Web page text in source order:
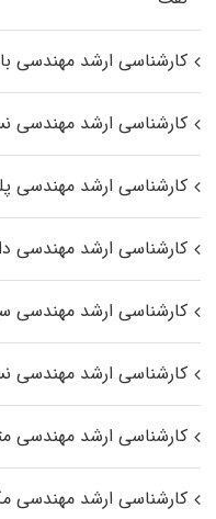
کارشناسی ارشد مهندسی
کارشناسی ارشد مهندسی
کارشناسی ارشد مهندسی
کارشناسی ارشد مهندسی
کارشناسی ارشد مهندسی
کارشناسی ارشد مهندسی
کارشناسی ارشد مهندسی
کارشناسی ارشد مهندسی